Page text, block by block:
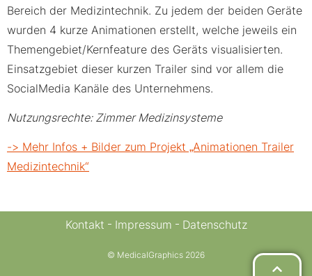
Bereich der Medizintechnik. Zu jedem der beiden Geräte
wurden 4 kurze Animationen erstellt, welche jeweils ein
Themengebiet/Kernfeature des Geräts visualisierten.
Einsatzgebiet dieser kurzen Trailer sind vor allem die
SocialMedia Kanäle des Unternehmens.
Nutzungsrechte: Zimmer Medizinsysteme
-> Mehr Infos + Bilder zum Projekt „Animationen Trailer
Medizintechnik“
Kontakt Impressum Datenschutz
© MedicalGraphics 2026